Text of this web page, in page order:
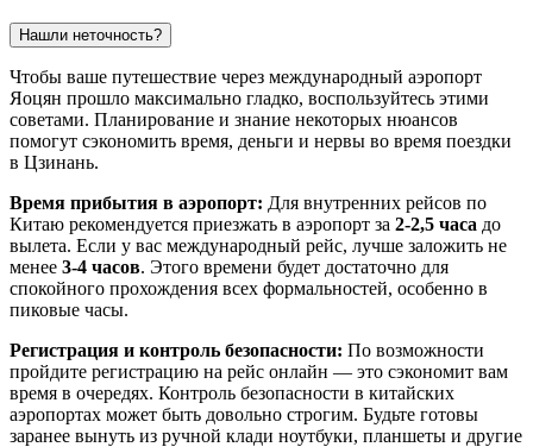
Нашли неточность?
Чтобы ваше путешествие через международный аэропорт
Яоцян прошло максимально гладко, воспользуйтесь этими
советами. Планирование и знание некоторых нюансов
помогут сэкономить время, деньги и нервы во время поездки
в Цзинань.
Время прибытия в аэропорт: Для внутренних рейсов по
Китаю рекомендуется приезжать в аэропорт за 2-2,5 часа до
вылета. Если у вас международный рейс, лучше заложить не
менее 3-4 часов. Этого времени будет достаточно для
спокойного прохождения всех формальностей, особенно в
пиковые часы.
Регистрация и контроль безопасности: По возможности
пройдите регистрацию на рейс онлайн — это сэкономит вам
время в очередях. Контроль безопасности в китайских
аэропортах может быть довольно строгим. Будьте готовы
заранее вынуть из ручной клади ноутбуки, планшеты и другие